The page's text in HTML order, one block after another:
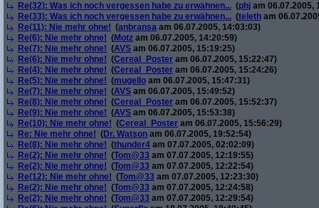
Re(32): Was ich noch vergessen habe zu erwähnen... (phj am 06.07.2005,
Re(33): Was ich noch vergessen habe zu erwähnen... (teleth am
Re(11): Nie mehr ohne! (anbransa am 06.07.2005, 14:03:03)
Re(6): Nie mehr ohne! (Motz am 06.07.2005, 14:20:59)
Re(7): Nie mehr ohne! (AVS am 06.07.2005, 15:19:25)
Re(6): Nie mehr ohne! (Cereal_Poster am 06.07.2005, 15:22:47)
Re(4): Nie mehr ohne! (Cereal_Poster am 06.07.2005, 15:24:26)
Re(5): Nie mehr ohne! (mugello am 06.07.2005, 15:47:31)
Re(7): Nie mehr ohne! (AVS am 06.07.2005, 15:49:52)
Re(8): Nie mehr ohne! (Cereal_Poster am 06.07.2005, 15:52:37)
Re(9): Nie mehr ohne! (AVS am 06.07.2005, 15:53:38)
Re(10): Nie mehr ohne! (Cereal_Poster am 06.07.2005, 15:56:29)
Re: Nie mehr ohne! (Dr. Watson am 06.07.2005, 19:52:54)
Re(8): Nie mehr ohne! (thunder4 am 07.07.2005, 02:02:09)
Re(2): Nie mehr ohne! (Tom@33 am 07.07.2005, 12:19:55)
Re(2): Nie mehr ohne! (Tom@33 am 07.07.2005, 12:22:54)
Re(12): Nie mehr ohne! (Tom@33 am 07.07.2005, 12:23:30)
Re(2): Nie mehr ohne! (Tom@33 am 07.07.2005, 12:24:58)
Re(2): Nie mehr ohne! (Tom@33 am 07.07.2005, 12:29:54)